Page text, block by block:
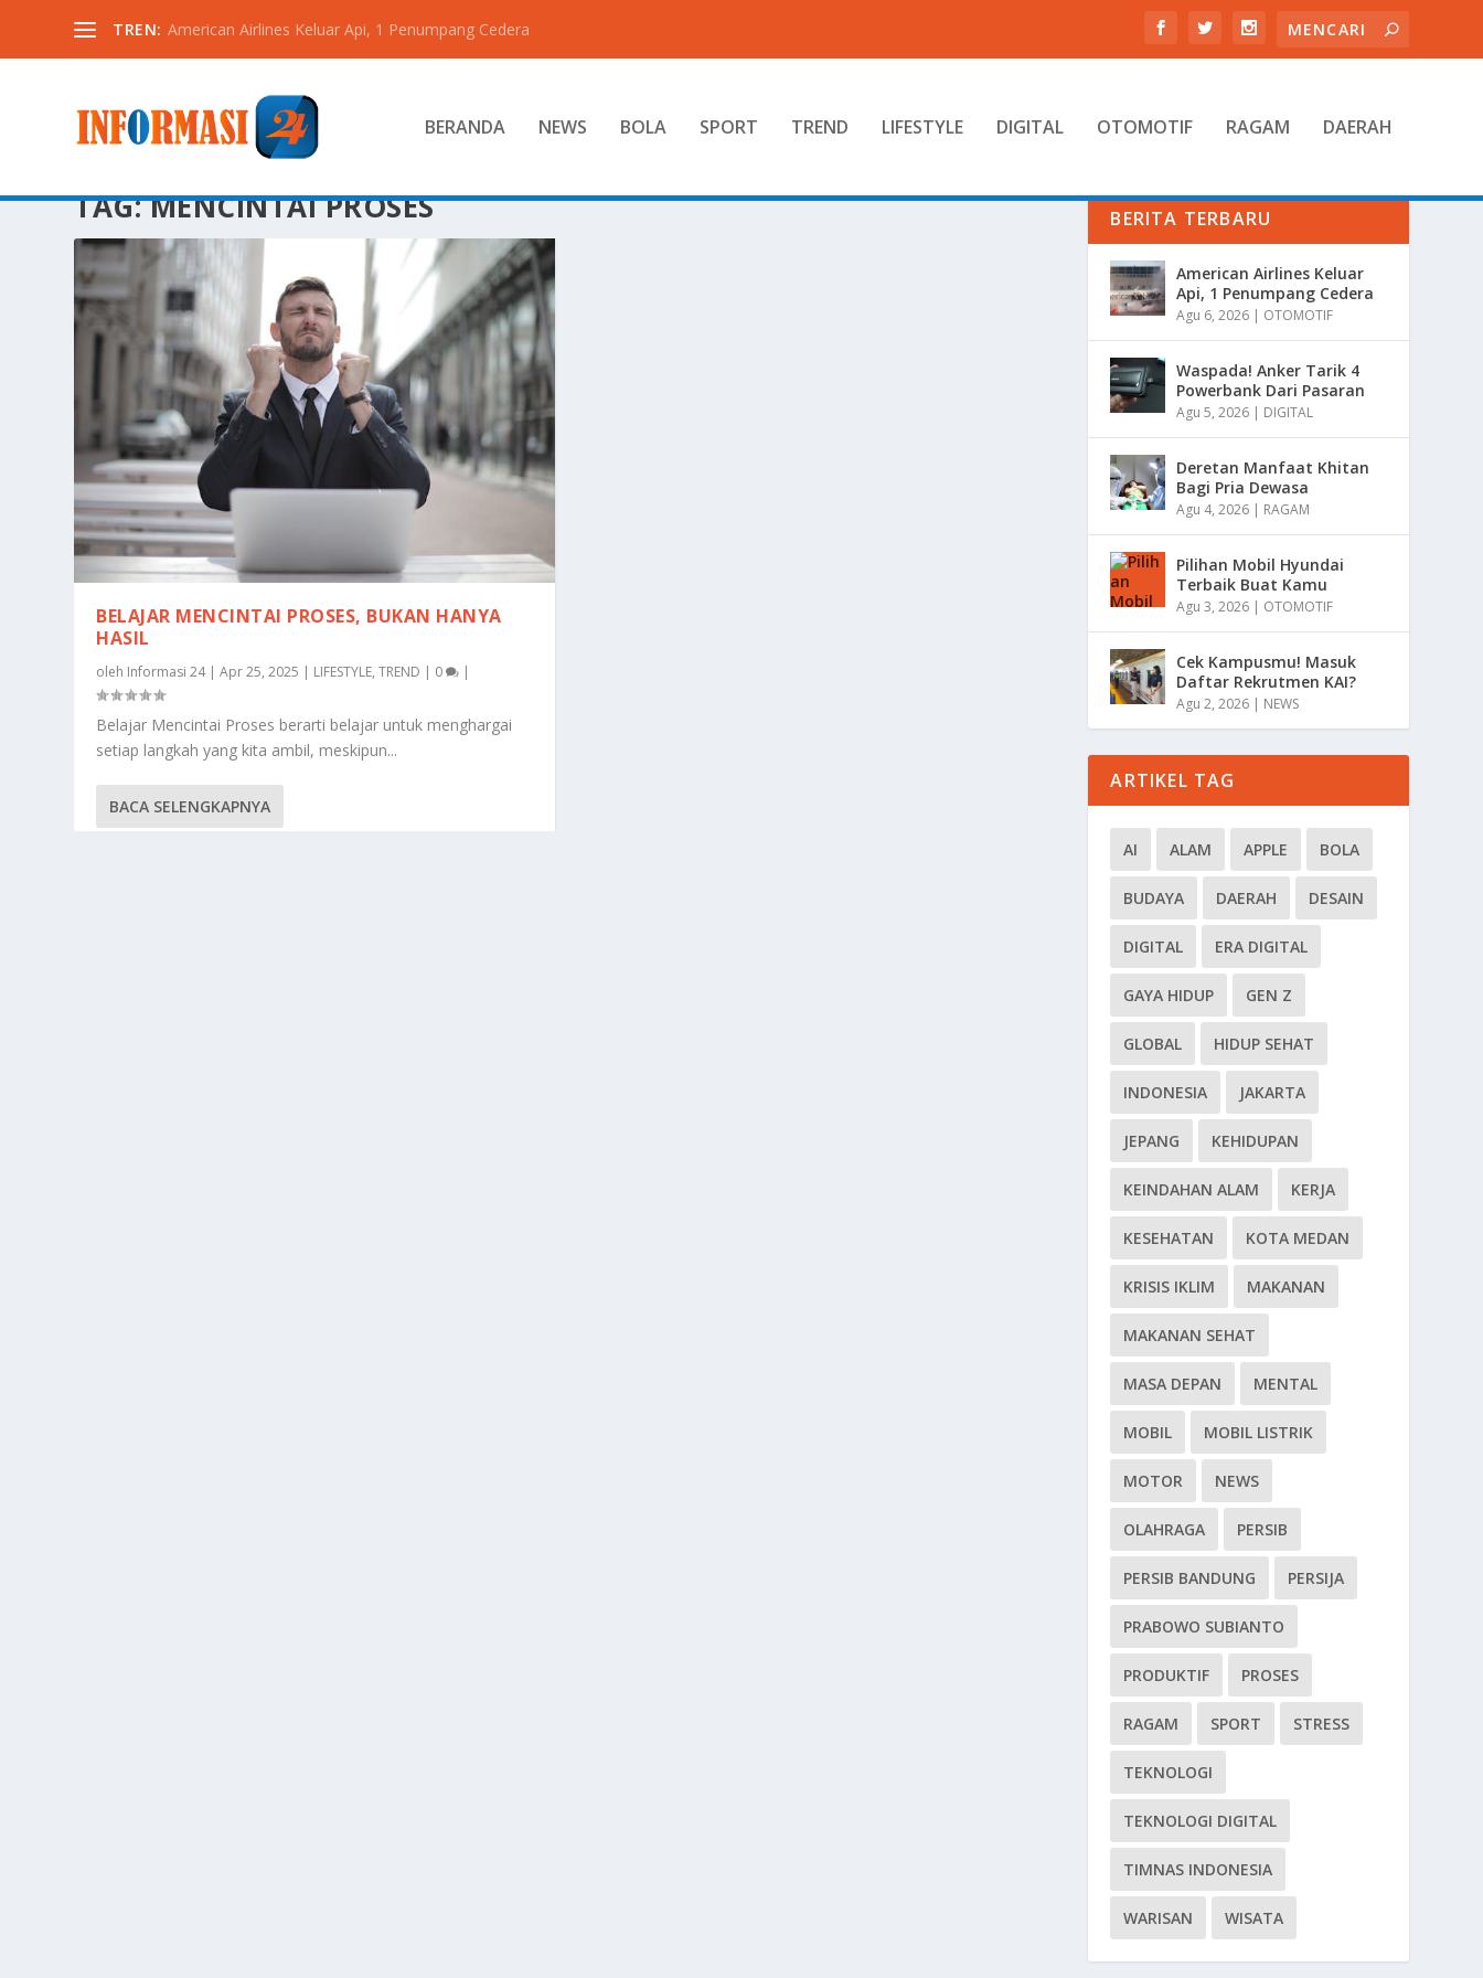
TREN: American Airlines Keluar Api, 1 Penumpang Cedera
BERANDA NEWS BOLA SPORT TREND LIFESTYLE DIGITAL OTOMOTIF RAGAM DAERAH
TAG:MENCINTAI PROSES
BELAJAR MENCINTAI PROSES, BUKAN HANYA
HASIL
oleh Informasi 24|Apr 25, 2025 | LIFESTYLE,TREND | 0 |
Belajar Mencintai Proses berarti belajar untuk menghargai
setiap langkah yang kita ambil, meskipun...
BACA SELENGKAPNYA
BERITA TERBARU
American Airlines Keluar
Api, 1 Penumpang Cedera
Agu 6, 2026 | OTOMOTIF
Waspada! Anker Tarik 4
Powerbank Dari Pasaran
Agu 5, 2026 | DIGITAL
Deretan Manfaat Khitan
Bagi Pria Dewasa
Agu 4, 2026 | RAGAM
Pilihan Mobil Hyundai
Terbaik Buat Kamu
Agu 3, 2026 | OTOMOTIF
Cek Kampusmu! Masuk
Daftar Rekrutmen KAI?
Agu 2, 2026 | NEWS
ARTIKEL TAG
AI ALAM APPLE BOLA
BUDAYA DAERAH DESAIN
DIGITAL ERA DIGITAL
GAYA HIDUP GEN Z
GLOBAL HIDUP SEHAT
INDONESIA JAKARTA
JEPANG KEHIDUPAN
KEINDAHAN ALAM KERJA
KESEHATAN KOTA MEDAN
KRISIS IKLIM MAKANAN
MAKANAN SEHAT
MASA DEPAN MENTAL
MOBIL MOBIL LISTRIK
MOTOR NEWS
OLAHRAGA PERSIB
PERSIB BANDUNG PERSIJA
PRABOWO SUBIANTO
PRODUKTIF PROSES
RAGAM SPORT STRESS
TEKNOLOGI
TEKNOLOGI DIGITAL
TIMNAS INDONESIA
WARISAN WISATA